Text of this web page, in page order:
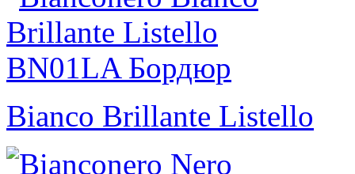
Bianco Brillante Listello